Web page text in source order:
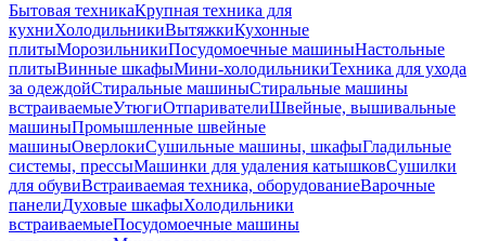
Бытовая техникаКрупная техника для
кухниХолодильникиВытяжкиКухонные
плитыМорозильникиПосудомоечные машиныНастольные
плитыВинные шкафыМини-холодильникиТехника для ухода
за одеждойСтиральные машиныСтиральные машины
встраиваемыеУтюгиОтпаривателиШвейные, вышивальные
машиныПромышленные швейные
машиныОверлокиСушильные машины, шкафыГладильные
системы, прессыМашинки для удаления катышковСушилки
для обувиВстраиваемая техника, оборудованиеВарочные
панелиДуховые шкафыХолодильники
встраиваемыеПосудомоечные машины